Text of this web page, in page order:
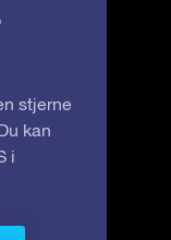
stjerne
kan
i